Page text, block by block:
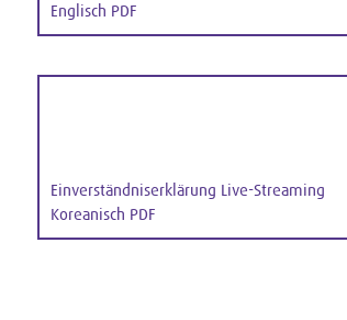
Englisch PDF
Einverständniserklärung Live-Streaming
Koreanisch PDF